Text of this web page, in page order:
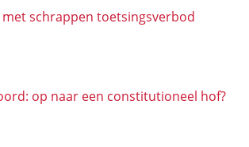
met schrappen toetsingsverbod
op naar een constitutioneel hof?